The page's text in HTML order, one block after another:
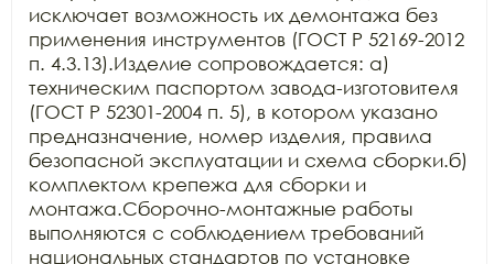
исключает возможность их демонтажа без
применения инструментов (ГОСТ Р 52169-2012
п. 4.3.13).Изделие сопровождается: а)
техническим паспортом завода-изготовителя
(ГОСТ Р 52301-2004 п. 5), в котором указано
предназначение, номер изделия, правила
безопасной эксплуатации и схема сборки.б)
комплектом крепежа для сборки и
монтажа.Сборочно-монтажные работы
выполняются с соблюдением требований
национальных стандартов по установке